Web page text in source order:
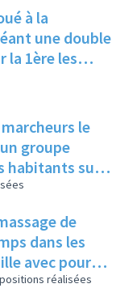
à la
une double
la 1ère les
associées,
fait avec
le
groupe
habitants sur
de
dans les
avec pour
ayant
réalisées